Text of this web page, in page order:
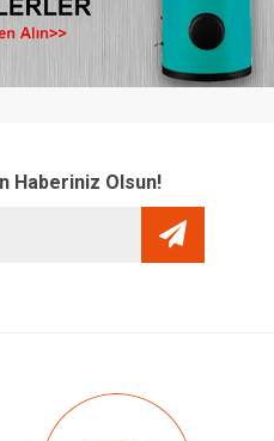
Haberiniz Olsun!